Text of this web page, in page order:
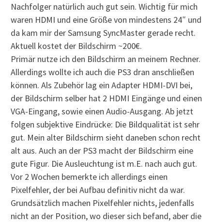
Nachfolger natürlich auch gut sein. Wichtig für mich
waren HDMI und eine Größe von mindestens 24″ und
da kam mir der Samsung SyncMaster gerade recht.
Aktuell kostet der Bildschirm ~200€.
Primär nutze ich den Bildschirm an meinem Rechner.
Allerdings wollte ich auch die PS3 dran anschließen
können. Als Zubehör lag ein Adapter HDMI-DVI bei,
der Bildschirm selber hat 2 HDMI Eingänge und einen
VGA-Eingang, sowie einen Audio-Ausgang. Ab jetzt
folgen subjektive Eindrücke: Die Bildqualität ist sehr
gut. Mein alter Bildschirm sieht daneben schon recht
alt aus. Auch an der PS3 macht der Bildschirm eine
gute Figur. Die Ausleuchtung ist m.E. nach auch gut.
Vor 2 Wochen bemerkte ich allerdings einen
Pixelfehler, der bei Aufbau definitiv nicht da war.
Grundsätzlich machen Pixelfehler nichts, jedenfalls
nicht an der Position, wo dieser sich befand, aber die